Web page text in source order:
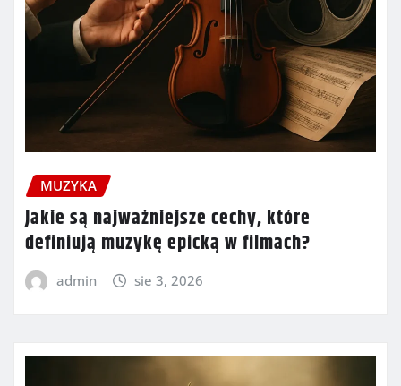
MUZYKA
Jakie są najważniejsze cechy, które
definiują muzykę epicką w filmach?
admin sie 3, 2026